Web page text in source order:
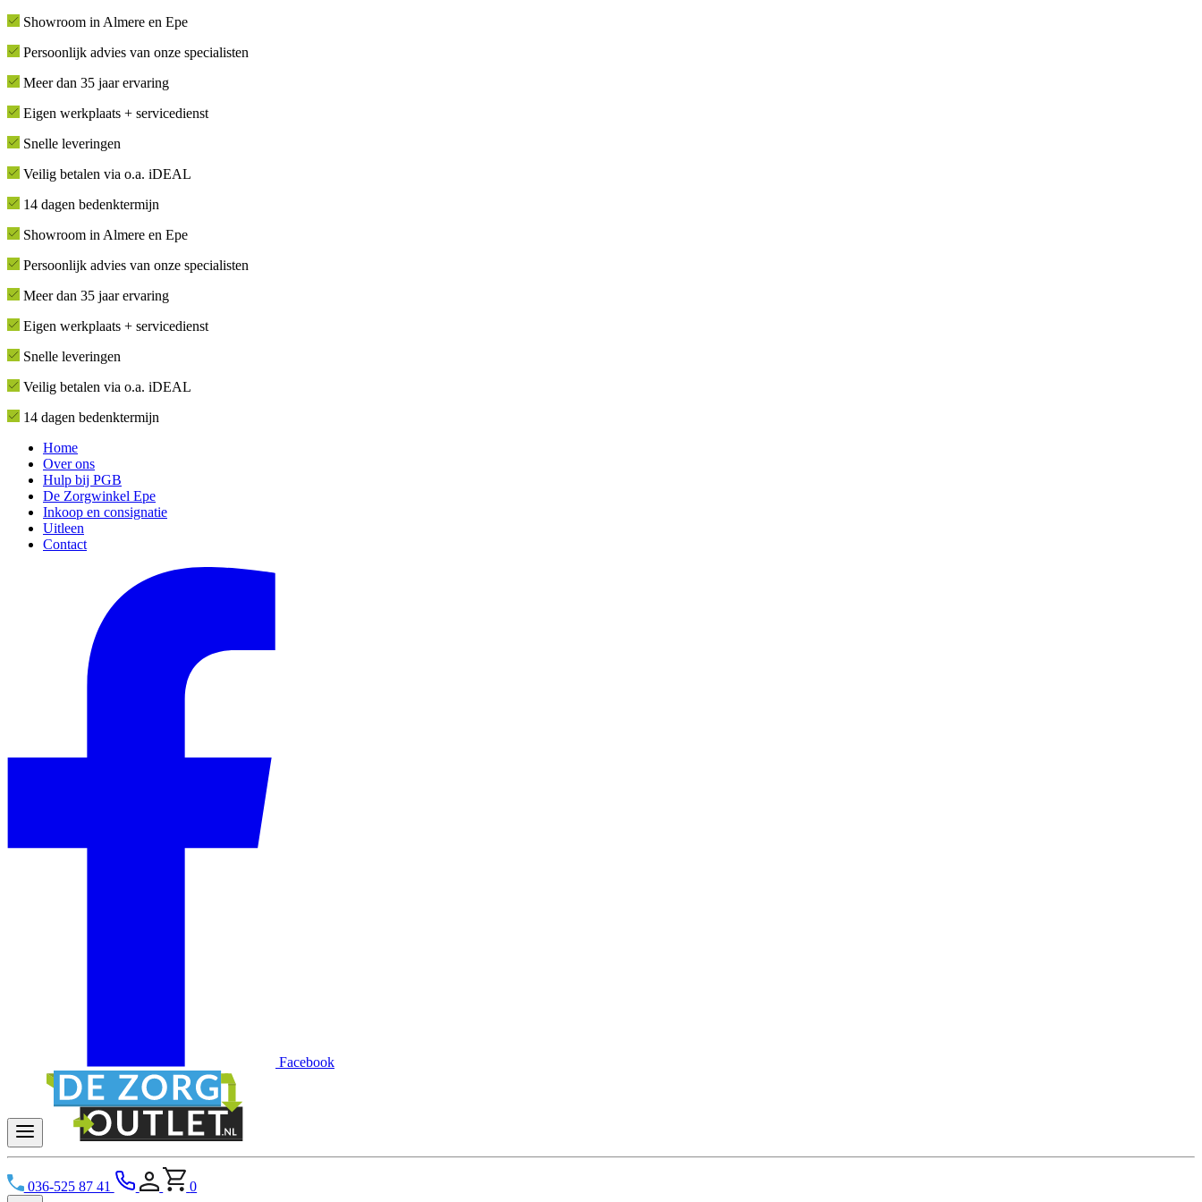
Showroom in Almere en Epe
Persoonlijk advies van onze specialisten
Meer dan 35 jaar ervaring
Eigen werkplaats + servicedienst
Snelle leveringen
Veilig betalen via o.a. iDEAL
14 dagen bedenktermijn
Showroom in Almere en Epe
Persoonlijk advies van onze specialisten
Meer dan 35 jaar ervaring
Eigen werkplaats + servicedienst
Snelle leveringen
Veilig betalen via o.a. iDEAL
14 dagen bedenktermijn
Home
Over ons
Hulp bij PGB
De Zorgwinkel Epe
Inkoop en consignatie
Uitleen
Contact
Facebook
036-525 87 41 0